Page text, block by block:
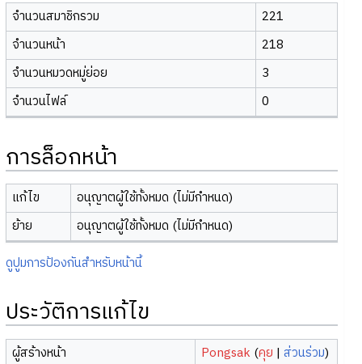
จำนวนสมาชิกรวม
221
จำนวนหน้า
218
จำนวนหมวดหมู่ย่อย
3
จำนวนไฟล์
0
การล็อกหน้า
แก้ไข
อนุญาตผู้ใช้ทั้งหมด (ไม่มีกำหนด)
ย้าย
อนุญาตผู้ใช้ทั้งหมด (ไม่มีกำหนด)
ดูปูมการป้องกันสำหรับหน้านี้
ประวัติการแก้ไข
ผู้สร้างหน้า Pongsak (คุย |ส่วนร่วม)